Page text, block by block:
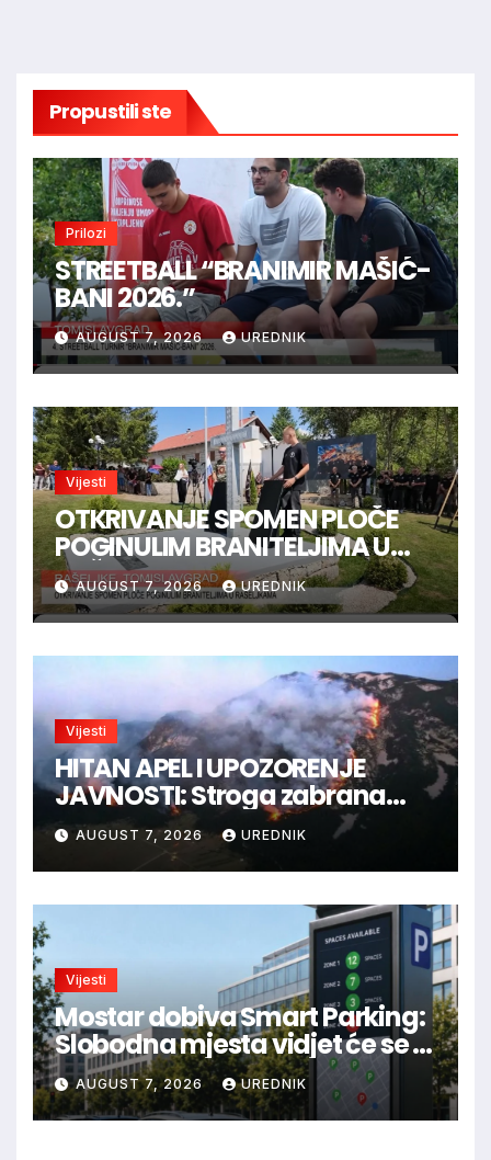
Propustili ste
Prilozi
STREETBALL “BRANIMIR MAŠIĆ-
BANI 2026.”
AUGUST 7, 2026 UREDNIK
Vijesti
OTKRIVANJE SPOMEN PLOČE
POGINULIM BRANITELJIMA U
RAŠELJKAMA
AUGUST 7, 2026 UREDNIK
Vijesti
HITAN APEL I UPOZORENJE
JAVNOSTI: Stroga zabrana
loženja vatre u Parku prirode
Blidinje!
AUGUST 7, 2026 UREDNIK
Vijesti
Mostar dobiva Smart Parking:
Slobodna mjesta vidjet će se u
aplikaciji
AUGUST 7, 2026 UREDNIK